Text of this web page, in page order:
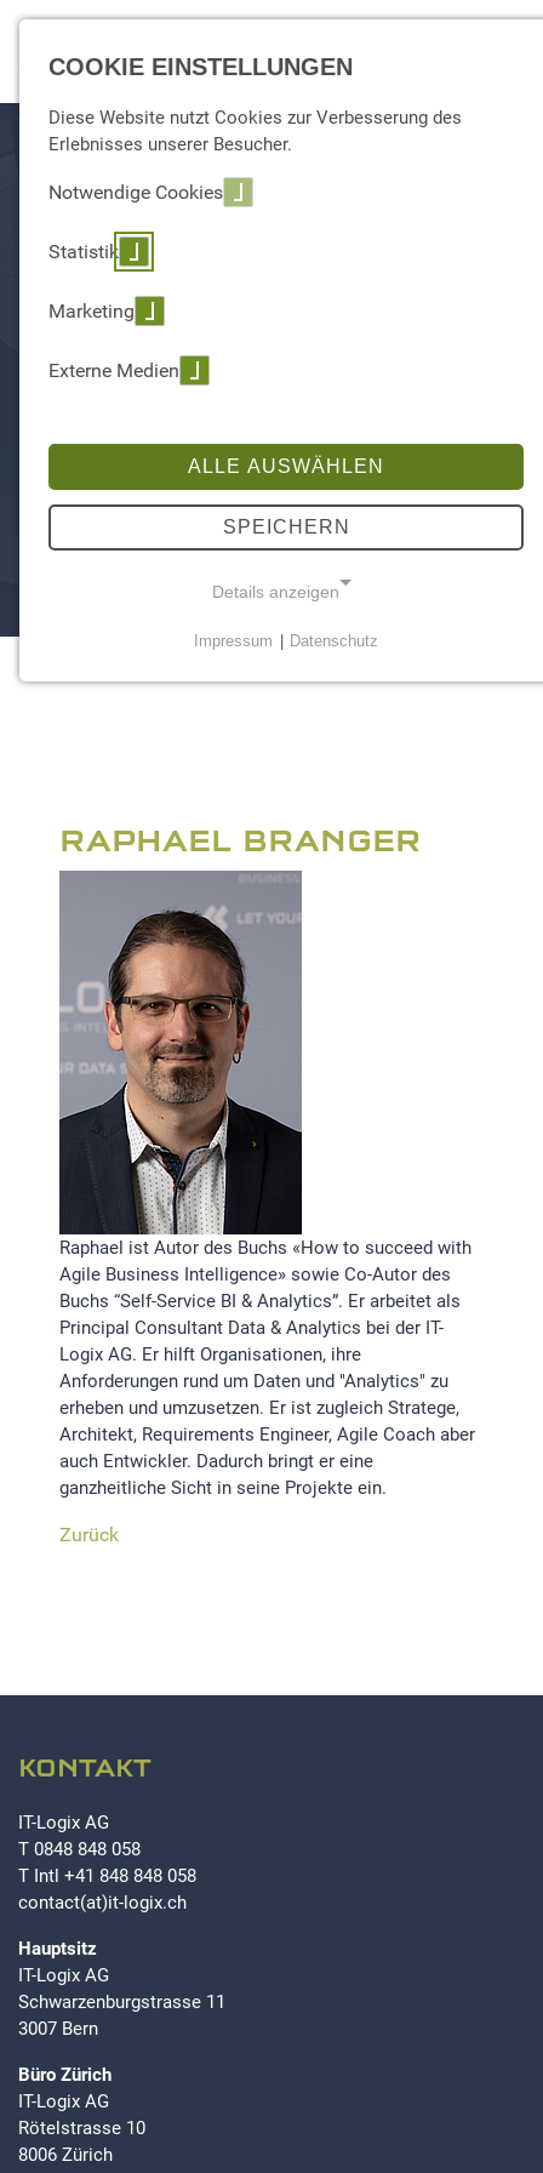
RAPHAEL BRANGER
Raphael ist Autor des Buchs «How to succeed with
Agile Business Intelligence» sowie Co-Autor des
Buchs “Self-Service BI & Analytics”. Er arbeitet als
Principal Consultant Data & Analytics bei der IT-
Logix AG. Er hilft Organisationen, ihre
Anforderungen rund um Daten und "Analytics" zu
erheben und umzusetzen. Er ist zugleich Stratege,
Architekt, Requirements Engineer, Agile Coach aber
auch Entwickler. Dadurch bringt er eine
ganzheitliche Sicht in seine Projekte ein.
Zurück
KONTAKT
IT-Logix AG
T 0848 848 058
T Intl +41 848 848 058
contact(at)it-logix.ch
Hauptsitz
IT-Logix AG
Schwarzenburgstrasse 11
3007 Bern
Büro Zürich
IT-Logix AG
Rötelstrasse 10
8006 Zürich
COOKIE EINSTELLUNGEN
Diese Website nutzt Cookies zur Verbesserung des
Erlebnisses unserer Besucher.
Notwendige Cookies
Statistik
Marketing
Externe Medien
ALLE AUSWÄHLEN
SPEICHERN
Details anzeigen
Name:
Zweck:
Dieser Cookie speichert die ausgewählten
Einverständnis-Optionen des Benutzers
Cookie Laufzeit:
1 Jahr
STATISTIK
Statistik Cookies erfassen Informationen anonym.
Diese Informationen helfen uns zu verstehen, wie
unsere Besucher unsere Website nutzen.Statistik
Google Analytics
LinkedIn
MSCI Analytics
MARKETING
EXTERNE MEDIEN
externen Medien Cookies gesetzt.
Impressum Datenschutz